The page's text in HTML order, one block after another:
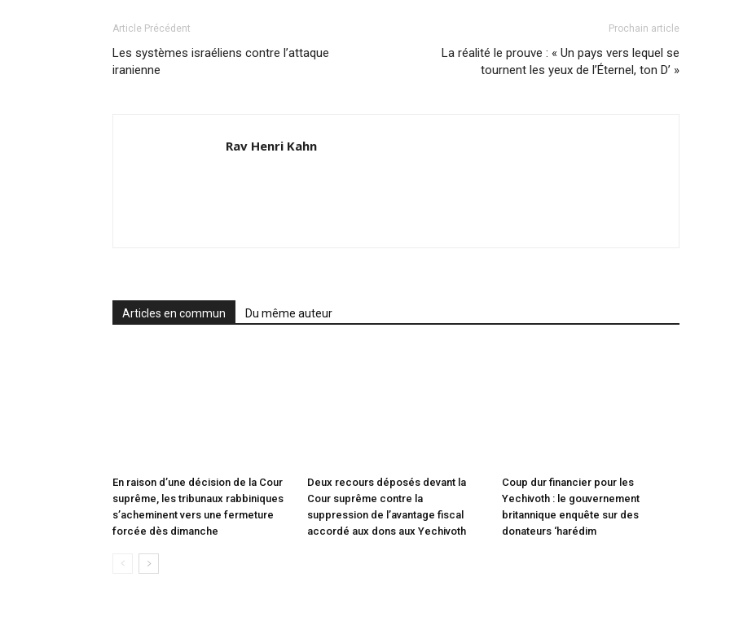
Article Précédent
Les systèmes israéliens contre l’attaque
iranienne
Prochain article
La réalité le prouve : « Un pays vers lequel se
tournent les yeux de l’Éternel, ton D’ »
Rav Henri Kahn
Articles en commun Du même auteur
En raison d’une décision de la Cour
suprême, les tribunaux rabbiniques
s’acheminent vers une fermeture
forcée dès dimanche
Deux recours déposés devant la
Cour suprême contre la
suppression de l’avantage fiscal
accordé aux dons aux Yechivoth
Coup dur financier pour les
Yechivoth : le gouvernement
britannique enquête sur des
donateurs ‘harédim